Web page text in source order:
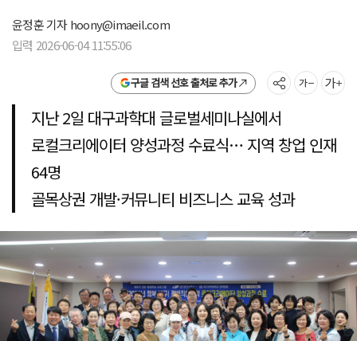
윤정훈 기자hoony@imaeil.com
입력 2026-06-04 11:55:06
구글 검색 선호 출처로 추가
지난 2일 대구과학대 글로벌세미나실에서
로컬크리에이터 양성과정 수료식… 지역 창업 인재
64명
골목상권 개발·커뮤니티 비즈니스 교육 성과